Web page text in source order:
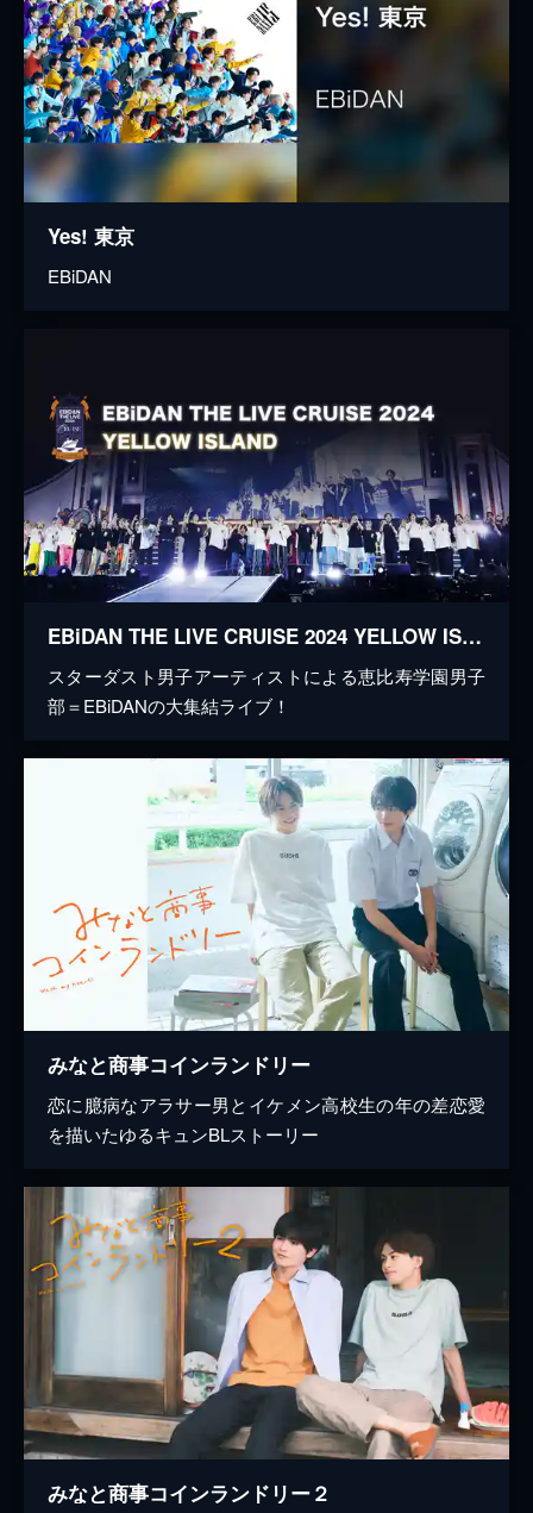
Yes! 東京
EBiDAN
EBiDAN THE LIVE CRUISE 2024 YELLOW ISLAND
スターダスト男子アーティストによる恵比寿学園男子
部＝EBiDANの大集結ライブ！
みなと商事コインランドリー
恋に臆病なアラサー男とイケメン高校生の年の差恋愛
を描いたゆるキュンBLストーリー
みなと商事コインランドリー２